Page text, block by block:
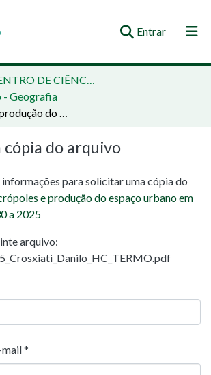
Entrar(current)
CCE - CENTRO DE CIÊNCIAS EXATAS
- Geografia
Necrópoles e produção do espaço urbano em Londrina/PR - 1930 a 2025
cópia do arquivo
informações para solicitar uma cópia do
e produção do espaço urbano em
a 2025
arquivo:
mail *